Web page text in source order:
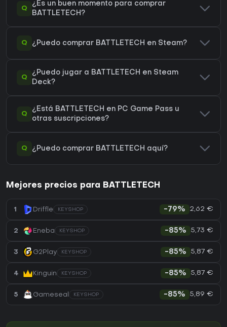
Q
¿Es un buen momento para comprar
BATTLETECH?
Q ¿Puedo comprar BATTLETECH en Steam?
Q
¿Puedo jugar a BATTLETECH en Steam
Deck?
Q
¿Está BATTLETECH en PC Game Pass u
otras suscripciones?
Q ¿Puedo comprar BATTLETECH aquí?
Mejores precios para BATTLETECH
1 Driffle KEYSHOP -79% 2,62 €
2 Eneba KEYSHOP -85% 5,73 €
3 G2Play KEYSHOP -85% 5,87 €
4 Kinguin KEYSHOP -85% 5,87 €
5 Gameseal KEYSHOP -85% 5,89 €